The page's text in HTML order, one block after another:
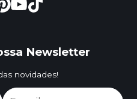
Newsletter
novidades!